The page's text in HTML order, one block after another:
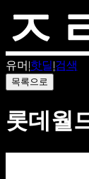
유머 |핫딜|검색
목록으로
롯데월